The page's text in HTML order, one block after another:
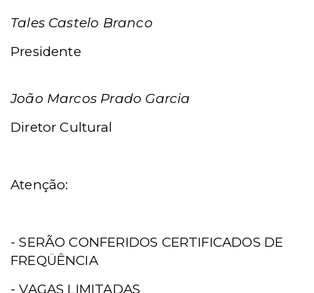
Tales Castelo Branco
Presidente
João Marcos Prado Garcia
Diretor Cultural
Atenção:
- SERÃO CONFERIDOS CERTIFICADOS DE
FREQÜÊNCIA
- VAGAS LIMITADAS